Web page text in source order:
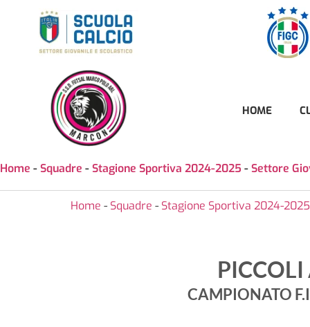
HOME
Home -Squadre -Stagione Sportiva 2024-2025 -Settore
Home - Squadre - Stagione Sportiva 2024-2025
CAMPIONATO